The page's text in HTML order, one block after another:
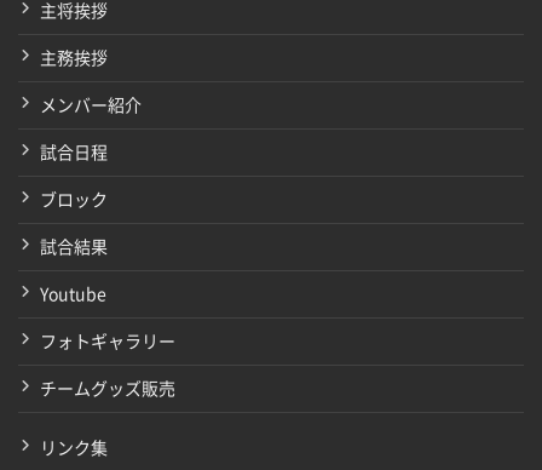
主将挨拶
主務挨拶
メンバー紹介
試合日程
ブロック
試合結果
Youtube
フォトギャラリー
チームグッズ販売
リンク集